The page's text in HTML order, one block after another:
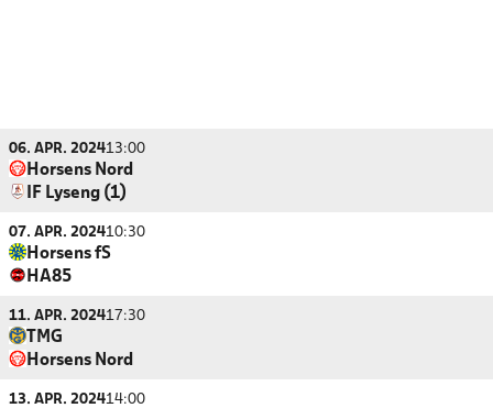
06. APR. 202413:00
Horsens Nord
IF Lyseng (1)
07. APR. 202410:30
Horsens fS
HA85
11. APR. 202417:30
TMG
Horsens Nord
13. APR. 202414:00